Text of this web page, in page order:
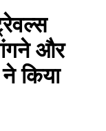
और
किया